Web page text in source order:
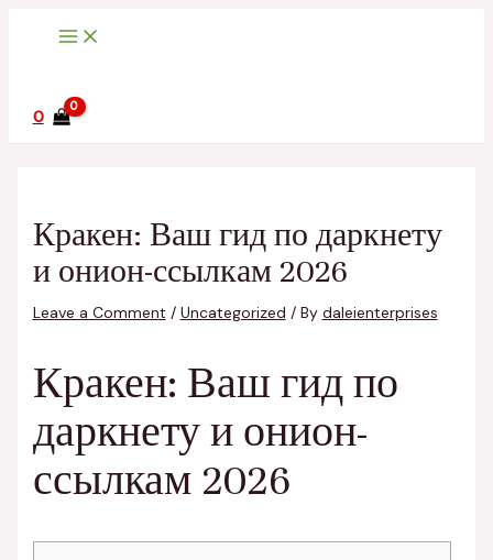
0
Кракен: Ваш гид по даркнету
и онион-ссылкам 2026
Leave a Comment / Uncategorized / By daleienterprises
Кракен: Ваш гид по
даркнету и онион-
ссылкам 2026
navigation
here..